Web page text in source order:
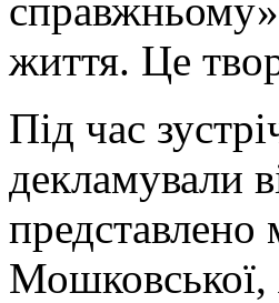
справжньому»
життя. Це
Під час
декламували
представлено
Мошковської,